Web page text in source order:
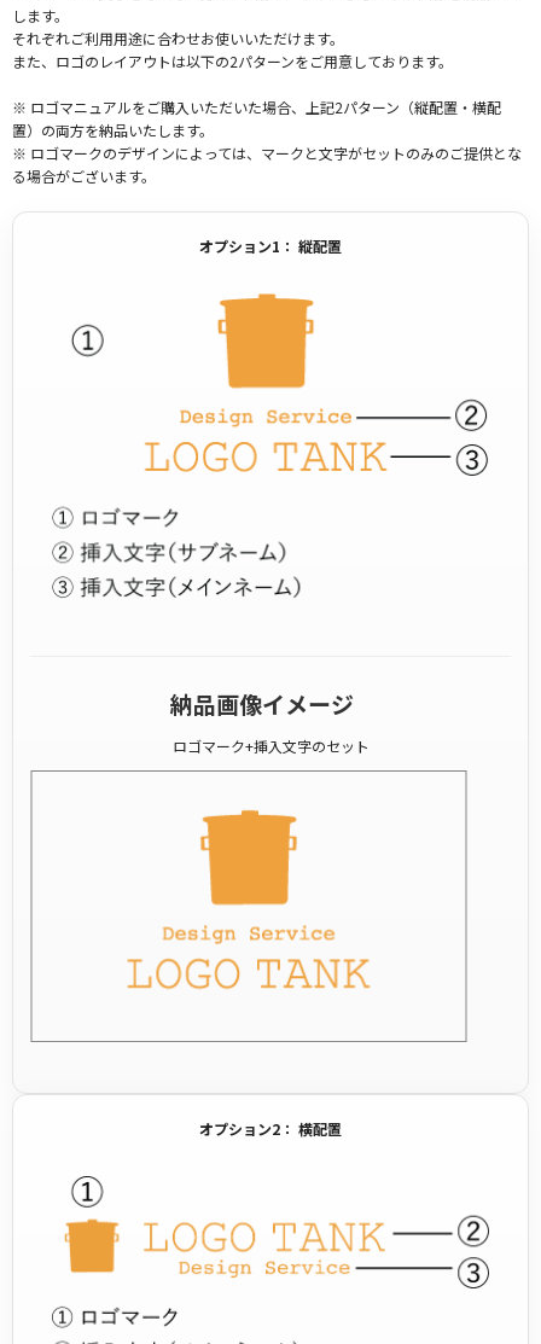
します。
それぞれご利用用途に合わせお使いいただけます。
また、ロゴのレイアウトは以下の2パターンをご用意しております。
※ ロゴマニュアルをご購入いただいた場合、上記2パターン（縦配置・横配
置）の両方を納品いたします。
※ ロゴマークのデザインによっては、マークと文字がセットのみのご提供とな
る場合がございます。
オプション1： 縦配置
納品画像イメージ
ロゴマーク+挿入文字のセット
オプション2： 横配置